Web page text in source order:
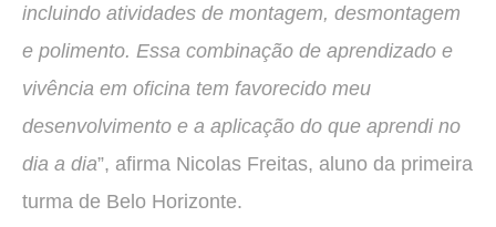
incluindo atividades de montagem, desmontagem
e polimento. Essa combinação de aprendizado e
vivência em oficina tem favorecido meu
desenvolvimento e a aplicação do que aprendi no
dia a dia”, afirma Nicolas Freitas, aluno da primeira
turma de Belo Horizonte.